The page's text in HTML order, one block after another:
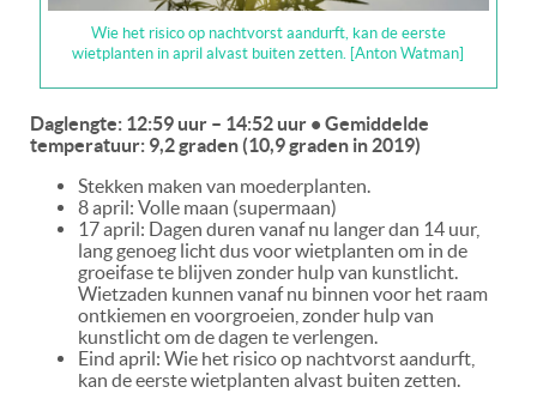
Wie het risico op nachtvorst aandurft, kan de eerste
wietplanten in april alvast buiten zetten. [Anton Watman]
Daglengte: 12:59 uur – 14:52 uur • Gemiddelde
temperatuur: 9,2 graden (10,9 graden in 2019)
Stekken maken van moederplanten.
8 april: Volle maan (supermaan)
17 april: Dagen duren vanaf nu langer dan 14 uur,
lang genoeg licht dus voor wietplanten om in de
groeifase te blijven zonder hulp van kunstlicht.
Wietzaden kunnen vanaf nu binnen voor het raam
ontkiemen en voorgroeien, zonder hulp van
kunstlicht om de dagen te verlengen.
Eind april: Wie het risico op nachtvorst aandurft,
kan de eerste wietplanten alvast buiten zetten.